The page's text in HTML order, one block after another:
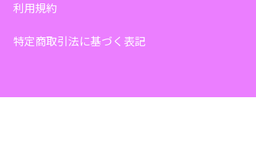
利用規約
特定商取引法に基づく表記